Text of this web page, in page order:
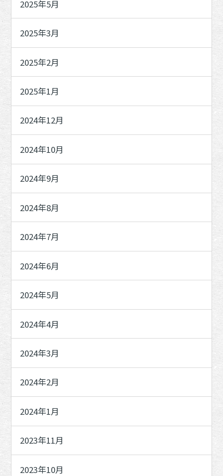
2025年5月
2025年3月
2025年2月
2025年1月
2024年12月
2024年10月
2024年9月
2024年8月
2024年7月
2024年6月
2024年5月
2024年4月
2024年3月
2024年2月
2024年1月
2023年11月
2023年10月